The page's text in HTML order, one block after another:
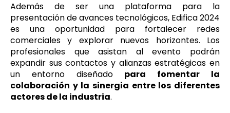
Además de ser una plataforma para la
presentación de avances tecnológicos, Edifica 2024
es una oportunidad para fortalecer redes
comerciales y explorar nuevos horizontes. Los
profesionales que asistan al evento podrán
expandir sus contactos y alianzas estratégicas en
un entorno diseñado para fomentar la
colaboración y la sinergia entre los diferentes
actores de la industria.